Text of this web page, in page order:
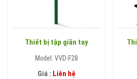
Thiết bị tập giãn tay
Model: VVD-F28
Giá : Liên hệ